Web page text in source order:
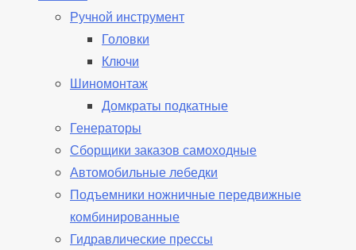
Ручной инструмент
Головки
Ключи
Шиномонтаж
Домкраты подкатные
Генераторы
Сборщики заказов самоходные
Автомобильные лебедки
Подъемники ножничные передвижные
комбинированные
Гидравлические прессы